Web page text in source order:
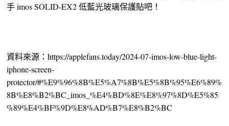
手 imos SOLID-EX2 低藍光玻璃保護貼吧！
資料來源：https://applefans.today/2024-07-imos-low-blue-light-
iphone-screen-
protector/#%E9%96%8B%E5%A7%8B%E5%8B%95%E6%89%
8B%E8%B2%BC_imos_%E4%BD%8E%E8%97%8D%E5%85
%89%E4%BF%9D%E8%AD%B7%E8%B2%BC